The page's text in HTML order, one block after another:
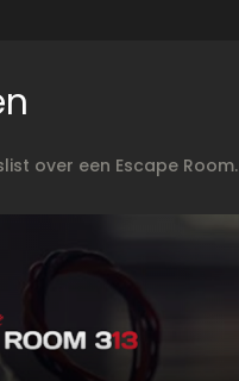
over een Escape Room.